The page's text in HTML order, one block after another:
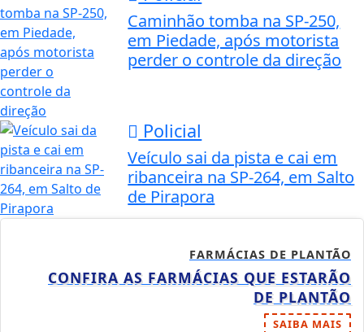
Caminhão tomba na SP-250,
em Piedade, após motorista
perder o controle da direção
Policial
Veículo sai da pista e cai em
ribanceira na SP-264, em Salto
de Pirapora
FARMÁCIAS DE PLANTÃO
CONFIRA AS FARMÁCIAS QUE ESTARÃO
DE PLANTÃO
SAIBA MAIS